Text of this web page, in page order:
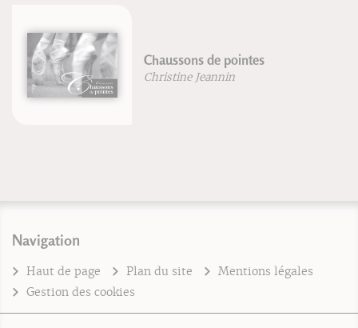
Chaussons de pointes
Christine Jeannin
Navigation
Haut de page Plan du site
Mentions légales
Gestion des cookies